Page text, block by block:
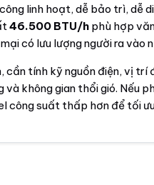
linh hoạt, dễ bảo trì, dễ
46.500 BTU/h phù hợp
có lưu lượng người ra vào
cần tính kỹ nguồn điện, vị
không gian thổi gió. Nếu
công suất thấp hơn để tối